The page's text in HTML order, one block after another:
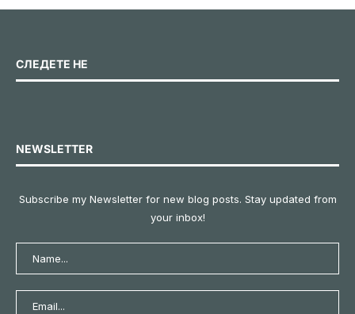
СЛЕДЕТЕ НЕ
NEWSLETTER
Subscribe my Newsletter for new blog posts. Stay updated from
your inbox!